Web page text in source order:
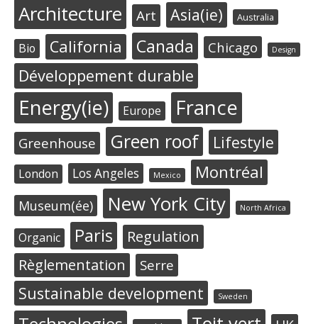
Architecture Art Asia(ie) Australia
Bio California Canada Chicago Design
Développement durable
Energy(ie) Europe France
Greenhouse Green roof Lifestyle
London Los Angeles Mexico Montréal
Museum(ée) New York City North Africa
Organic Paris
Regulation
Règlementation
Serre
Sustainable development Sweden